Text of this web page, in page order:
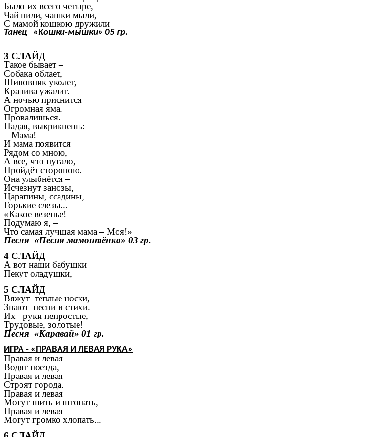
Было их всего четыре,
Чай пили, чашки мыли,
С мамой кошкою дружили
Танец «Кошки-мышки» 05 гр.
3 СЛАЙД
Такое бывает –
Собака облает,
Шиповник уколет,
Крапива ужалит.
А ночью приснится
Огромная яма.
Провалишься.
Падая, выкрикнешь:
– Мама!
И мама появится
Рядом со мною,
А всё, что пугало,
Пройдёт стороною.
Она улыбнётся –
Исчезнут занозы,
Царапины, ссадины,
Горькие слезы...
«Какое везенье! –
Подумаю я, –
Что самая лучшая мама – Моя!»
Песня «Песня мамонтёнка» 03 гр.
4 СЛАЙД
А вот наши бабушки
Пекут оладушки,
5 СЛАЙД
Вяжут теплые носки,
Знают песни и стихи.
Их руки непростые,
Трудовые, золотые!
Песня «Каравай» 01 гр.
ИГРА - «ПРАВАЯ И ЛЕВАЯ РУКА»
Правая и левая
Водят поезда,
Правая и левая
Строят города.
Правая и левая
Могут шить и штопать,
Правая и левая
Могут громко хлопать...